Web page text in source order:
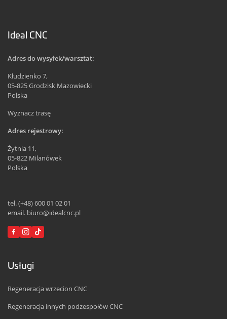
Ideal CNC
Adres do wysyłek/warsztat:
Kłudzienko 7,
05-825 Grodzisk Mazowiecki
Polska
Wyznacz trasę
Adres rejestrowy:
Żytnia 11,
05-822 Milanówek
Polska
tel. (+48) 600 01 02 01
email. biuro@idealcnc.pl
Usługi
Regeneracja wrzecion CNC
Regeneracja innych podzespołów CNC